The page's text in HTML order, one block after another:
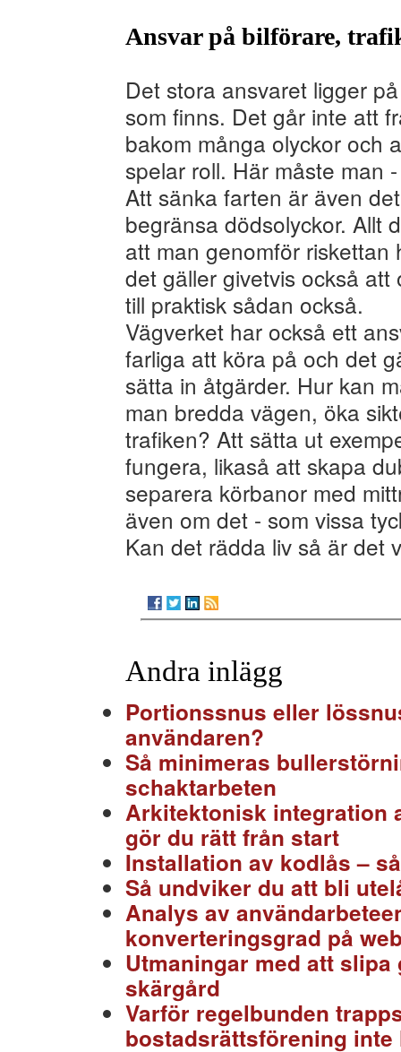
Ansvar på bilförare,
Det stora ansvaret ligger
som finns. Det går inte att
bakom många olyckor och
spelar roll. Här måste man
Att sänka farten är även
begränsa dödsolyckor. Allt
att man genomför riskettan
det gäller givetvis också
till praktisk sådan också.
Vägverket har också ett
farliga att köra på och det
sätta in åtgärder. Hur kan
man bredda vägen, öka
trafiken? Att sätta ut
fungera, likaså att skapa
separera körbanor med
även om det - som vissa
Kan det rädda liv så är det
Andra inlägg
Portionssnus eller
användaren?
Så minimeras
schaktarbeten
Arkitektonisk integration
gör du rätt från start
Installation av kodlås –
Så undviker du att bli
Analys av
konverteringsgrad på
Utmaningar med att
skärgård
Varför regelbunden
bostadsrättsförening